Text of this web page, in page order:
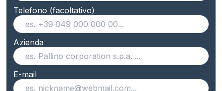
Telefono (facoltativo)
Azienda
E-mail